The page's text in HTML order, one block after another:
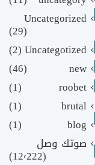
Uncategorized
(29)
Uncategotized
(2)
new
(46)
roobet
(1)
brutal
(1)
blog
(1)
صوتك وصل
(12٬222)